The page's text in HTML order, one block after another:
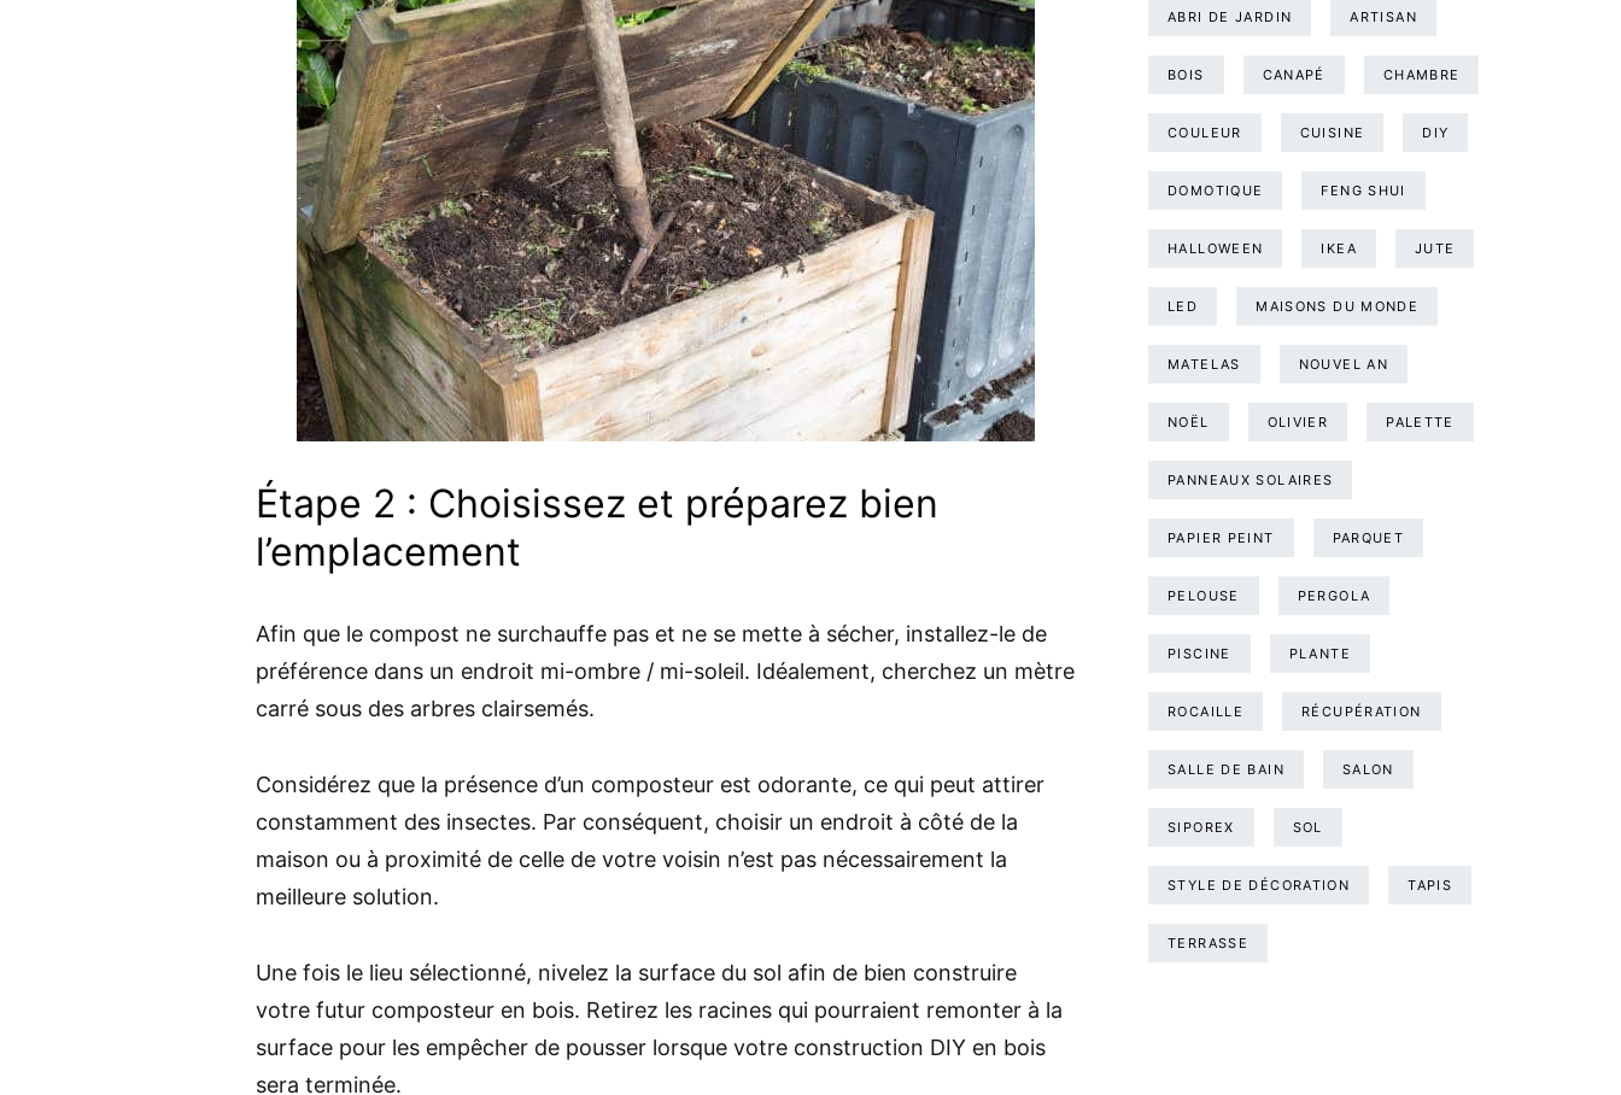
Étape 2 : Choisissez et préparez bien
l’emplacement
Afin que le compost ne surchauffe pas et ne se mette à sécher, installez-le de
préférence dans un endroit mi-ombre / mi-soleil. Idéalement, cherchez un mètre
carré sous des arbres clairsemés.
Considérez que la présence d’un composteur est odorante, ce qui peut attirer
constamment des insectes. Par conséquent, choisir un endroit à côté de la
maison ou à proximité de celle de votre voisin n’est pas nécessairement la
meilleure solution.
Une fois le lieu sélectionné, nivelez la surface du sol afin de bien construire
votre futur composteur en bois. Retirez les racines qui pourraient remonter à la
surface pour les empêcher de pousser lorsque votre construction DIY en bois
sera terminée.
ABRI DE JARDIN ARTISAN
BOIS CANAPÉ CHAMBRE
COULEUR CUISINE DIY
DOMOTIQUE FENG SHUI
HALLOWEEN IKEA JUTE
LED MAISONS DU MONDE
MATELAS NOUVEL AN
NOËL OLIVIER PALETTE
PANNEAUX SOLAIRES
PAPIER PEINT PARQUET
PELOUSE PERGOLA
PISCINE PLANTE
ROCAILLE RÉCUPÉRATION
SALLE DE BAIN SALON
SIPOREX SOL
STYLE DE DÉCORATION TAPIS
TERRASSE